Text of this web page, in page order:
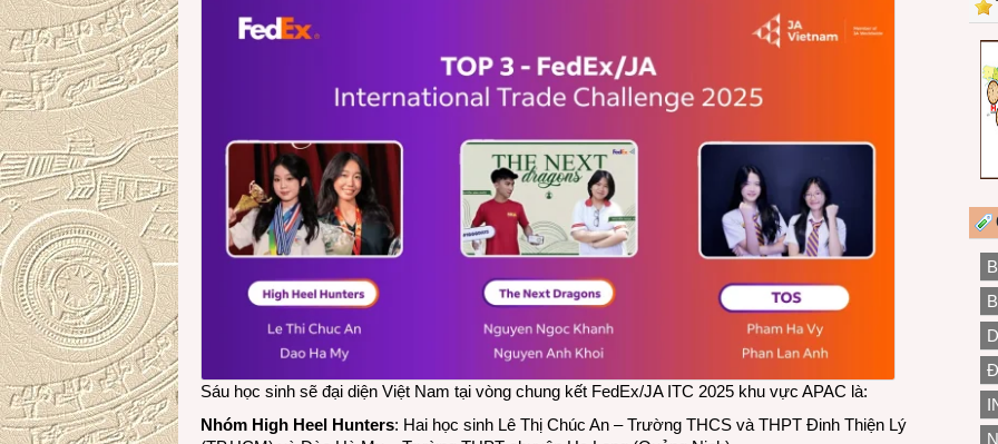
Sáu học sinh sẽ đại diện Việt Nam tại vòng chung kết FedEx/JA ITC 2025 khu vực APAC là:
Nhóm High Heel Hunters: Hai học sinh Lê Thị Chúc An – Trường THCS và THPT Đinh Thiện Lý